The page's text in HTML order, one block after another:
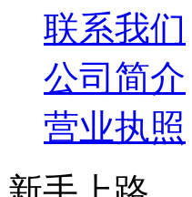
联系我们
公司简介
营业执照